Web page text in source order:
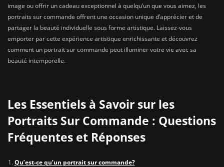
image ou offrir un cadeau exceptionnel à quelqu’un que vous aimez, les
portraits sur commande offrent une occasion unique d’apprécier et de
partager la beauté individuelle sous forme artistique. Laissez-vous
emporter par cette expérience artistique enrichissante et découvrez
comment un portrait sur commande peut illuminer votre vie avec sa
beauté intemporelle.
Les Essentiels à Savoir sur les
Portraits Sur Commande : Questions
Fréquentes et Réponses
Qu’est-ce qu’un portrait sur commande?